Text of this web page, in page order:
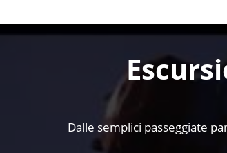
Dalle semplici passeggiate